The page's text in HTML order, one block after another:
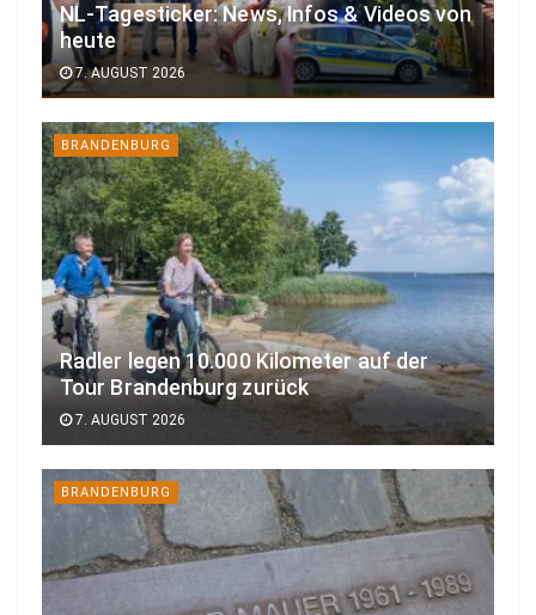
NL-Tagesticker: News, Infos & Videos von
heute
7. AUGUST 2026
BRANDENBURG
Radler legen 10.000 Kilometer auf der
Tour Brandenburg zurück
7. AUGUST 2026
BRANDENBURG